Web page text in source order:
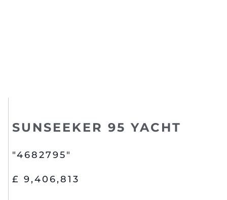
SUNSEEKER 95 YACHT
"4682795"
£ 9,406,813